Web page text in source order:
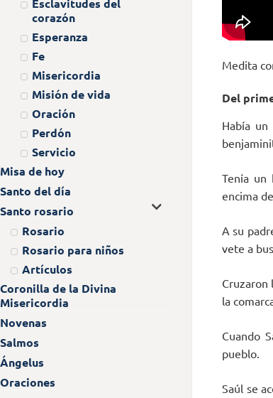
Esclavitudes del
corazón
Esperanza
Fe
Misericordia
Misión de vida
Oración
Perdón
Servicio
Misa de hoy
Santo del día
Santo rosario
Rosario
Rosario para niños
Artículos
Coronilla de la Divina
Misericordia
Novenas
Salmos
Ángelus
Oraciones
Medita
Del
Había
Tenía un
encima
A su
vete a
Cruzaron
la
Cuando
pueblo.
Saúl se